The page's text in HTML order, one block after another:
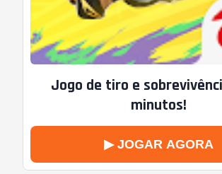
Jogo de tiro e
minutos!
▶ JOGAR AGORA